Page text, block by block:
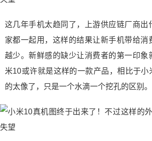
这几年手机太趋同了，上游供应链厂商出
家都一起用，这样的结果让新手机带给消
越少。新鲜感的缺少让消费者的第一印象
米10或许就是这样的一款产品，相比于小
的太像了，只是一个水滴一个挖孔的区别。